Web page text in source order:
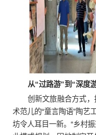
从“过路游”到“深度
创新文旅融合方式
术范儿的“童言陶语”陶艺
坊令人耳目一新。“乡村